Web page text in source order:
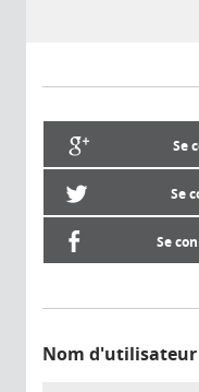
Se
Se
Se
Nom d'utilisateur